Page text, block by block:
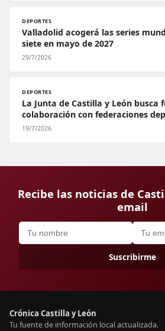
DEPORTES
Valladolid acogerá las series
siete en mayo de 2027
29/7/2026
DEPORTES
La Junta de Castilla y León busca
colaboración con federaciones
19/7/2026
Recibe las noticias de
email
Suscribirme
Crónica Castilla y León
Tu fuente de información local actualizada.